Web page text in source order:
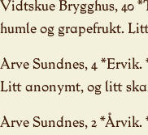
Vidtskue Brygghus, 40
humle og grapefrukt.
Arve Sundnes, 4
Litt anonymt, og litt
Arve Sundnes, 2